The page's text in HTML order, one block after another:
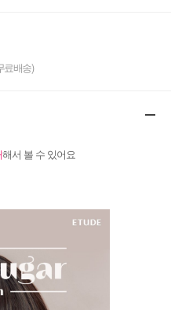
료배송)
해서 볼 수 있어요